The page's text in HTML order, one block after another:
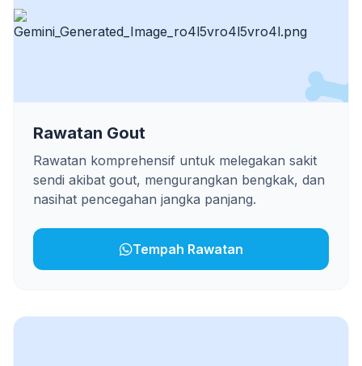
Rawatan Gout
Rawatan komprehensif untuk melegakan sakit
sendi akibat gout, mengurangkan bengkak, dan
nasihat pencegahan jangka panjang.
Tempah Rawatan